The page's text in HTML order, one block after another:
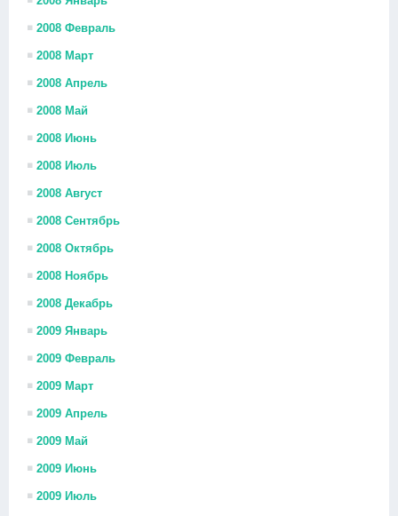
2008 Февраль
2008 Март
2008 Апрель
2008 Май
2008 Июнь
2008 Июль
2008 Август
2008 Сентябрь
2008 Октябрь
2008 Ноябрь
2008 Декабрь
2009 Январь
2009 Февраль
2009 Март
2009 Апрель
2009 Май
2009 Июнь
2009 Июль